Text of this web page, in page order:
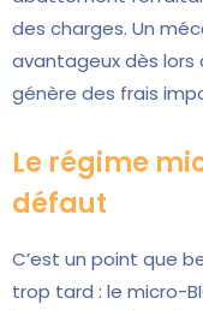
des charges. Un
avantageux dès
génère des frais
Le régime
défaut
C’est un point que
trop tard : le micro-